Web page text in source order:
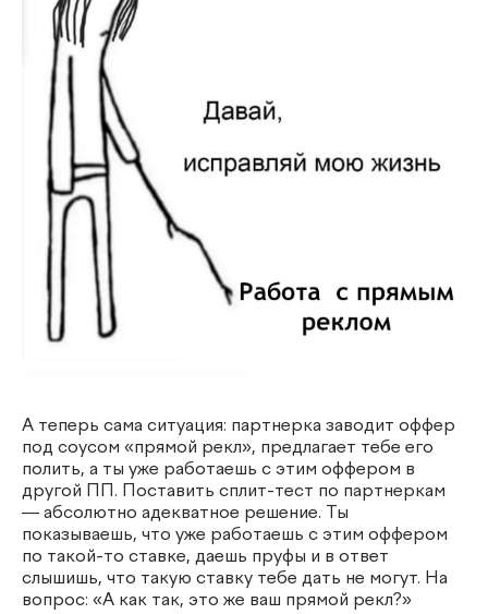
А теперь сама ситуация: партнерка заводит оффер
под соусом «прямой рекл», предлагает тебе его
полить, а ты уже работаешь с этим оффером в
другой ПП. Поставить сплит-тест по партнеркам
— абсолютно адекватное решение. Ты
показываешь, что уже работаешь с этим оффером
по такой-то ставке, даешь пруфы и в ответ
слышишь, что такую ставку тебе дать не могут. На
вопрос: «А как так, это же ваш прямой рекл?»